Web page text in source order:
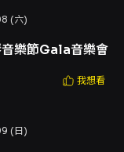
(六)
樂節Gala音樂會
我想看
(日)